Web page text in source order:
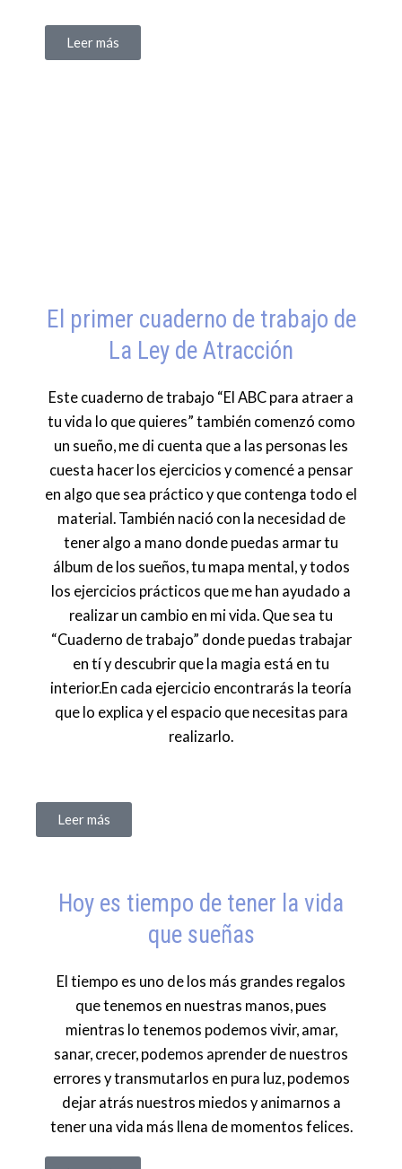
Leer más
El primer cuaderno de trabajo de
La Ley de Atracción
Este cuaderno de trabajo “El ABC para atraer a
tu vida lo que quieres” también comenzó como
un sueño, me di cuenta que a las personas les
cuesta hacer los ejercicios y comencé a pensar
en algo que sea práctico y que contenga todo el
material. También nació con la necesidad de
tener algo a mano donde puedas armar tu
álbum de los sueños, tu mapa mental, y todos
los ejercicios prácticos que me han ayudado a
realizar un cambio en mi vida. Que sea tu
“Cuaderno de trabajo” donde puedas trabajar
en tí y descubrir que la magia está en tu
interior.En cada ejercicio encontrarás la teoría
que lo explica y el espacio que necesitas para
realizarlo.
Leer más
Hoy es tiempo de tener la vida
que sueñas
El tiempo es uno de los más grandes regalos
que tenemos en nuestras manos, pues
mientras lo tenemos podemos vivir, amar,
sanar, crecer, podemos aprender de nuestros
errores y transmutarlos en pura luz, podemos
dejar atrás nuestros miedos y animarnos a
tener una vida más llena de momentos felices.